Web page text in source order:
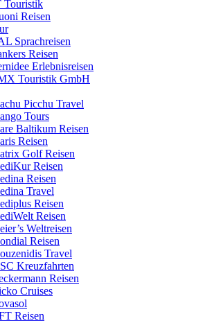
Touristik
Reisen
Sprachreisen
Reisen
Erlebnisreisen
Touristik GmbH
Picchu Travel
Tours
Baltikum Reisen
Reisen
Golf Reisen
Reisen
Reisen
Travel
Reisen
Reisen
Weltreisen
Reisen
Travel
Kreuzfahrten
Reisen
Cruises
Reisen